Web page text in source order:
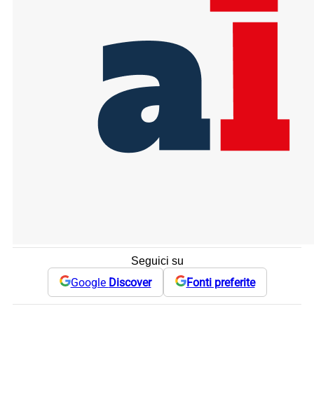
Seguici su
Google Discover Fonti preferite